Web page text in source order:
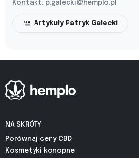
Kontakt: p.galecki@hemplo.pl
Artykuły Patryk Gałecki
NA SKRÓTY
Porównaj ceny CBD
Kosmetyki konopne